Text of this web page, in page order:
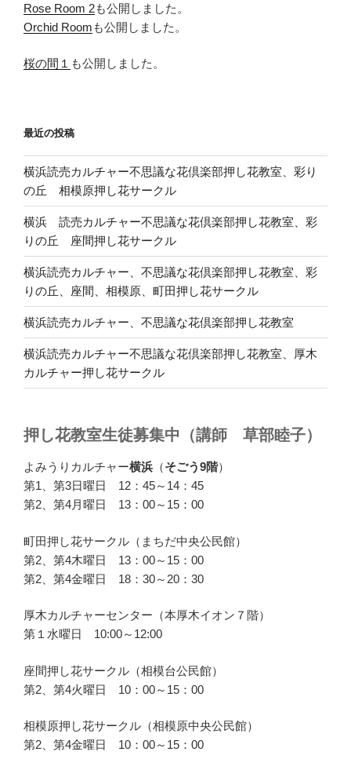
Rose Room 2も公開しました。
Orchid Room も公開しました。
桜の間１ も公開しました。
最近の投稿
横浜読売カルチャー不思議な花倶楽部押し花教室、彩り
の丘 相模原押し花サークル
横浜 読売カルチャー不思議な花倶楽部押し花教室、彩
りの丘 座間押し花サークル
横浜読売カルチャー、不思議な花倶楽部押し花教室、彩
りの丘、座間、相模原、町田押し花サークル
横浜読売カルチャー、不思議な花倶楽部押し花教室
横浜読売カルチャー不思議な花倶楽部押し花教室、厚木
カルチャー押し花サークル
押し花教室生徒募集中（講師 草部睦子）
よみうりカルチャー横浜 （そごう9階）
第1、第3日曜日 12：45～14：45
第2、第4月曜日 13：00～15：00
町田押し花サークル（まちだ中央公民館）
第2、第4木曜日 13：00～15：00
第2、第4金曜日 18：30～20：30
厚木カルチャーセンター（本厚木イオン７階）
第１水曜日 10:00～12:00
座間押し花サークル（相模台公民館）
第2、第4火曜日 10：00～15：00
相模原押し花サークル（相模原中央公民館）
第2、第4金曜日 10：00～15：00